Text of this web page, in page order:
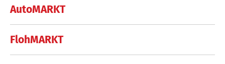
AutoMARKT
FlohMARKT